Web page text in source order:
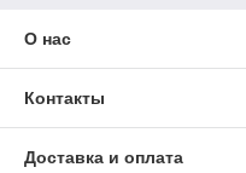
О нас
Контакты
Доставка и оплата